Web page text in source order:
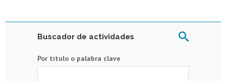
Buscador de actividades
Por título o palabra clave